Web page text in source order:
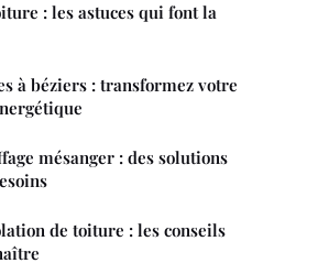
: les astuces qui font la
à béziers : transformez votre
mésanger : des solutions
de toiture : les conseils